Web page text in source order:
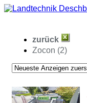
zurück
Zocon (2)